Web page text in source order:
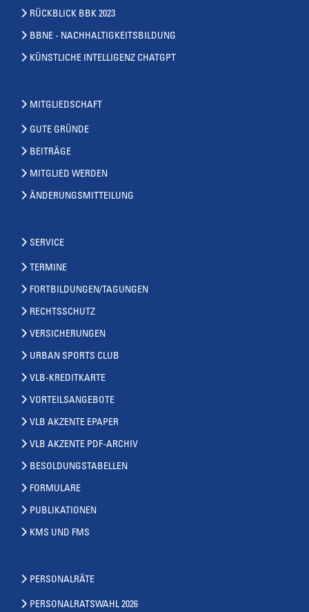
RÜCKBLICK BBK 2023
BBNE - NACHHALTIGKEITSBILDUNG
KÜNSTLICHE INTELLIGENZ CHATGPT
MITGLIEDSCHAFT
GUTE GRÜNDE
BEITRÄGE
MITGLIED WERDEN
ÄNDERUNGSMITTEILUNG
SERVICE
TERMINE
FORTBILDUNGEN/TAGUNGEN
RECHTSSCHUTZ
VERSICHERUNGEN
URBAN SPORTS CLUB
VLB-KREDITKARTE
VORTEILSANGEBOTE
VLB AKZENTE EPAPER
VLB AKZENTE PDF-ARCHIV
BESOLDUNGSTABELLEN
FORMULARE
PUBLIKATIONEN
KMS UND FMS
PERSONALRÄTE
PERSONALRATSWAHL 2026